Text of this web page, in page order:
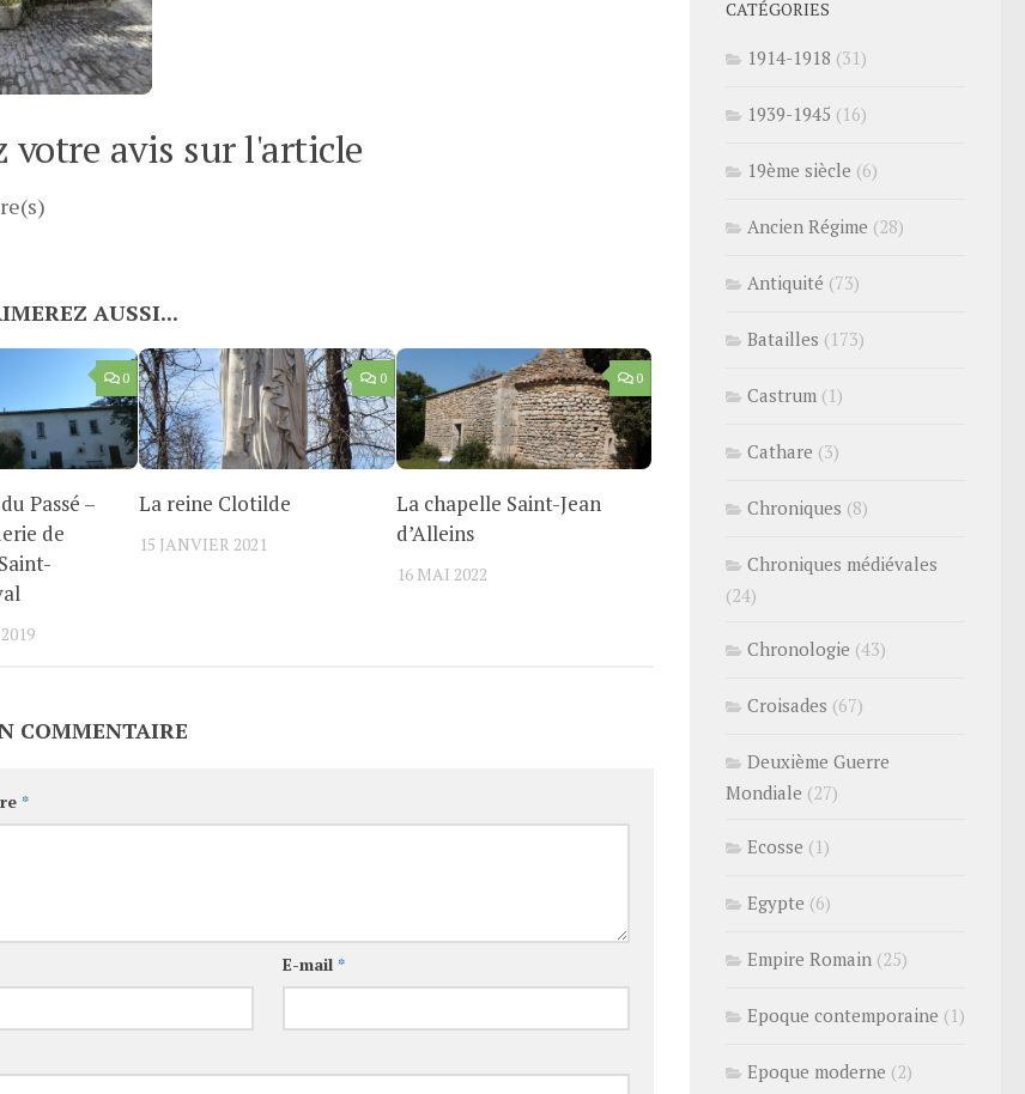
votre avis sur l'article
AUSSI...
0
Passé –
de
0
La reine Clotilde
15 JANVIER 2021
0
La chapelle Saint-Jean
d’Alleins
16 MAI 2022
COMMENTAIRE
*
E-mail *
CATÉGORIES
1914-1918 (31)
1939-1945 (16)
19ème siècle (6)
Ancien Régime (28)
Antiquité (73)
Batailles (173)
Castrum (1)
Cathare (3)
Chroniques (8)
Chroniques médiévales
(24)
Chronologie (43)
Croisades (67)
Deuxième Guerre
Mondiale (27)
Ecosse (1)
Egypte (6)
Empire Romain (25)
Epoque contemporaine (1)
Epoque moderne (2)